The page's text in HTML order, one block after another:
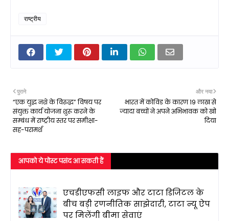
राष्ट्रीय
और नया
भारत में कोविड के कारण 19 लाख से
ज्यादा बच्चों ने अपने अभिभावक को खो
दिया
पुराने
“एक युद्ध नशे के विरुद्ध” विषय पर
संयुक्त कार्य योजना शुरू करने के
सम्बंध में राष्ट्रीय स्तर पर समीक्षा-
सह-परामर्श
आपको ये पोस्ट पसंद आ सकती हैं
एचडीएफसी लाइफ और टाटा डिजिटल के
बीच बड़ी रणनीतिक साझेदारी, टाटा न्यू ऐप
पर मिलेंगी बीमा सेवाएं